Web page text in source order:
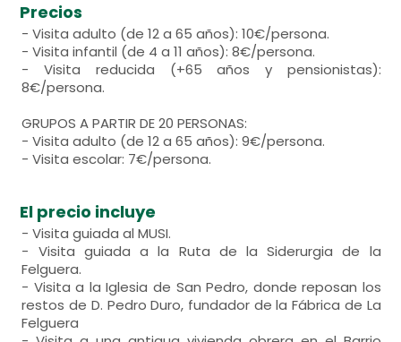
Precios
- Visita adulto (de 12 a 65 años): 10€/persona.
- Visita infantil (de 4 a 11 años): 8€/persona.
- Visita reducida (+65 años y pensionistas):
8€/persona.
GRUPOS A PARTIR DE 20 PERSONAS:
- Visita adulto (de 12 a 65 años): 9€/persona.
- Visita escolar: 7€/persona.
El precio incluye
- Visita guiada al MUSI.
- Visita guiada a la Ruta de la Siderurgia de la
Felguera.
- Visita a la Iglesia de San Pedro, donde reposan los
restos de D. Pedro Duro, fundador de la Fábrica de La
Felguera